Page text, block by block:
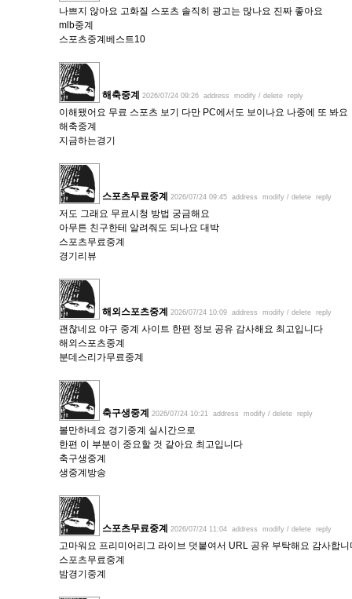
나쁘지 않아요 고화질 스포츠 솔직히 광고는 많나요 진짜 좋아요
mlb중계
스포츠중계베스트10
해축중계 2026/07/24 09:26 address modify / delete reply
이해됐어요 무료 스포츠 보기 다만 PC에서도 보이나요 나중에 또 봐요
해축중계
지금하는경기
스포츠무료중계 2026/07/24 09:45 address modify / delete reply
저도 그래요 무료시청 방법 궁금해요
아무튼 친구한테 알려줘도 되나요 대박
스포츠무료중계
경기리뷰
해외스포츠중계 2026/07/24 10:09 address modify / delete reply
괜찮네요 야구 중계 사이트 한편 정보 공유 감사해요 최고입니다
해외스포츠중계
분데스리가무료중계
축구생중계 2026/07/24 10:21 address modify / delete reply
볼만하네요 경기중계 실시간으로
한편 이 부분이 중요할 것 같아요 최고입니다
축구생중계
생중계방송
스포츠무료중계 2026/07/24 11:04 address modify / delete reply
고마워요 프리미어리그 라이브 덧붙여서 URL 공유 부탁해요 감사합니
스포츠무료중계
밤경기중계